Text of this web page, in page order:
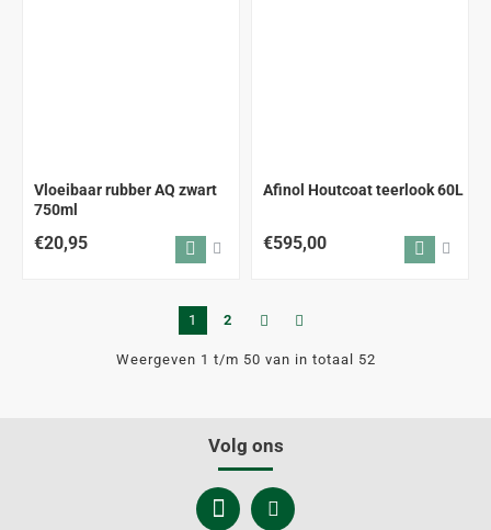
Vloeibaar rubber AQ zwart
750ml
€20,95
Afinol Houtcoat teerlook 60L
€595,00
1 2
Weergeven 1 t/m 50 van in totaal 52
Volg ons